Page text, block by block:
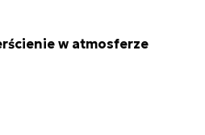
w atmosferze